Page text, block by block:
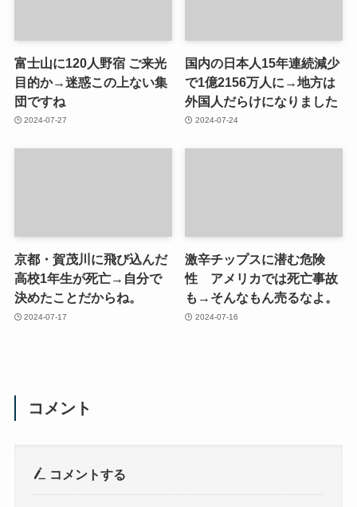
富士山に120人野宿 ご来光
目的か→迷惑この上ない集
団ですね
2024-07-27
国内の日本人15年連続減少
で1億2156万人に→地方は
外国人だらけになりました
2024-07-24
京都・賀茂川に飛び込んだ
高校1年生が死亡→自分で
決めたことだからね。
2024-07-17
激辛チップスに潜む危険
性 アメリカでは死亡事故
も→そんなもん売るなよ。
2024-07-16
コメント
コメントする